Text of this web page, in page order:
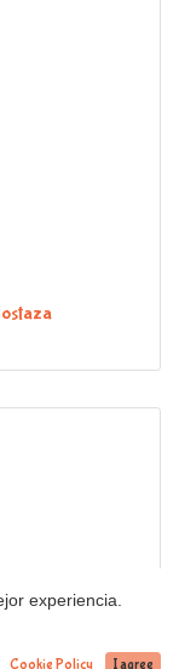
experiencia.
Cookie Policy I agree